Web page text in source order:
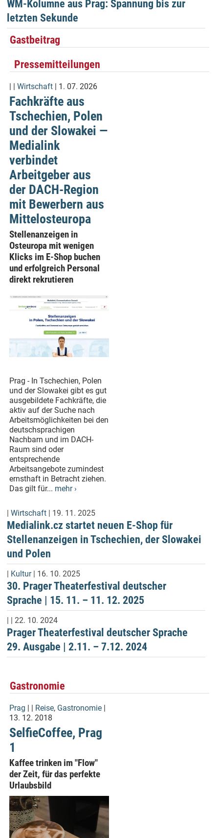
WM-Kolumne aus Prag: Spannung bis zur
letzten Sekunde
Gastbeitrag
Pressemitteilungen
| | Wirtschaft | 1. 07. 2026
Fachkräfte aus
Tschechien, Polen
und der Slowakei —
Medialink
verbindet
Arbeitgeber aus
der DACH-Region
mit Bewerbern aus
Mittelosteuropa
Stellenanzeigen in
Osteuropa mit wenigen
Klicks im E-Shop buchen
und erfolgreich Personal
direkt rekrutieren
Prag - In Tschechien, Polen
und der Slowakei gibt es gut
ausgebildete Fachkräfte, die
aktiv auf der Suche nach
Arbeitsmöglichkeiten bei den
deutschsprachigen
Nachbarn und im DACH-
Raum sind oder
entsprechende
Arbeitsangebote zumindest
ernsthaft in Betracht ziehen.
Das gilt für... mehr ›
| Wirtschaft | 19. 11. 2025
Medialink.cz startet neuen E-Shop für
Stellenanzeigen in Tschechien, der Slowakei
und Polen
| Kultur| 16. 10. 2025
30. Prager Theaterfestival deutscher
Sprache | 15. 11. – 11. 12. 2025
| | 22. 10. 2024
Prager Theaterfestival deutscher Sprache
29. Ausgabe | 2.11. – 7.12. 2024
Gastronomie
Prag | | Reise, Gastronomie |
13. 12. 2018
SelfieCoffee, Prag
1
Kaffee trinken im "Flow"
der Zeit, für das perfekte
Urlaubsbild